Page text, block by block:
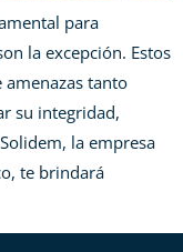
para
la excepción. Estos
tanto
su integridad,
la empresa
te brindará